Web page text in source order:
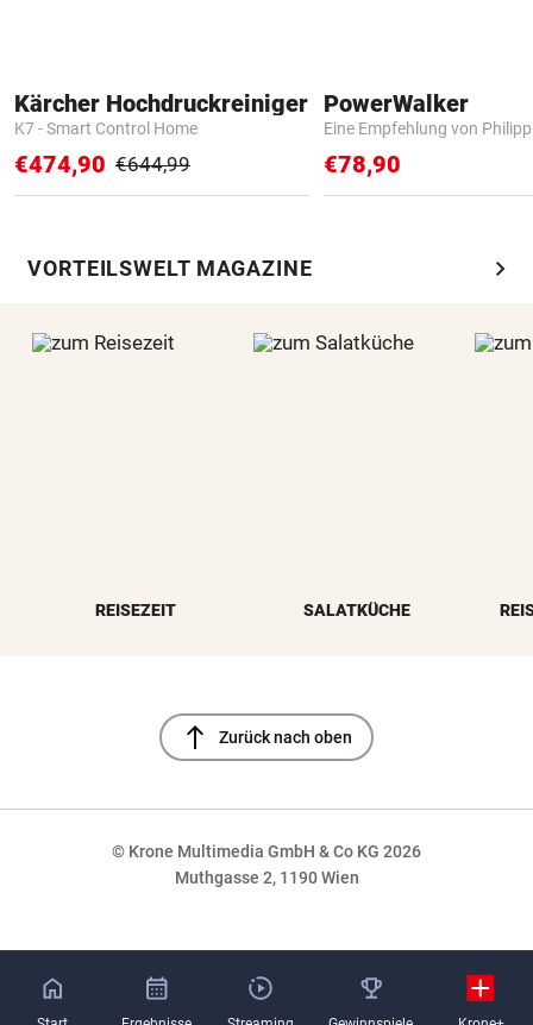
Kärcher Hochdruckreiniger
K7 - Smart Control Home
€474,90 €644,99
PowerWalker
Eine Empfehlung von
€78,90
VORTEILSWELT MAGAZINE chevron_right
REISEZEIT SALATKÜCHE
north Zurück nach oben
© Krone Multimedia GmbH & Co KG 2026
Muthgasse 2, 1190 Wien
NaN%